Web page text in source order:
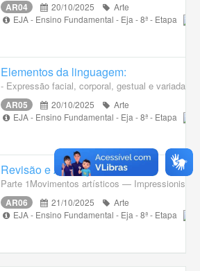
AR04 20/10/2025
Arte
EJA - Ensino Fundamental - Eja - 8ª - Etapa
Elementos da linguagem:
- Expressão facial, corporal, gestual e variadas
AR05 20/10/2025
Arte
EJA - Ensino Fundamental - Eja - 8ª - Etapa
Revisão e Avaliação
Parte 1Movimentos artísticos —
AR06 21/10/2025
Arte
EJA - Ensino Fundamental - Eja - 8ª - Etapa